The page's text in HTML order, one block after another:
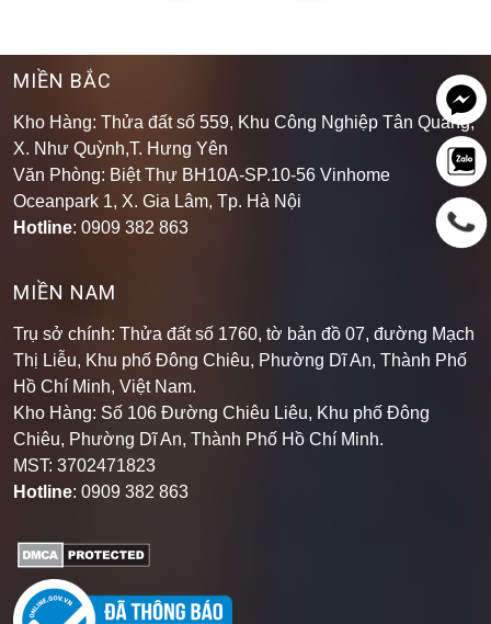
MIỀN BẮC
Kho Hàng: Thửa đất số 559, Khu Công Nghiệp Tân Quang,
X. Như Quỳnh,T. Hưng Yên
Văn Phòng: Biệt Thự BH10A-SP.10-56 Vinhome
Oceanpark 1, X. Gia Lâm, Tp. Hà Nội
Hotline: 0909 382 863
Thị Liễu, Khu phố Đông Chiêu, Phường Dĩ An, Thành Phố
Hồ Chí Minh, Việt Nam.
Kho Hàng: Số 106 Đường Chiêu Liêu, Khu phố Đông
Chiêu, Phường Dĩ An, Thành Phố Hồ Chí Minh.
MST: 3702471823
Hotline: 0909 382 863